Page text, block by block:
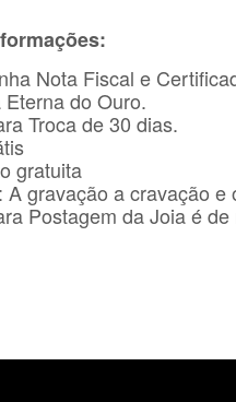
Nota Fiscal e
do Ouro.
Troca de 30 dias.
gratuita
A gravação a cravação
Postagem da Joia é